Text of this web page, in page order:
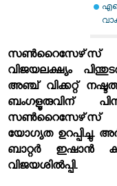
സണ്‍റൈസേഴ്‌സ്
വിജയലക്ഷ്യം
അഞ്ച് വിക്കറ്റ്
ബംഗളൂരുവിന്
സണ്‍റൈസേഴ്‌സ്
യോഗ്യത ഉറപ്പിച്ചു.
ബാറ്റര്‍ ഇഷാന്‍
വിജയശില്‍പ്പി.